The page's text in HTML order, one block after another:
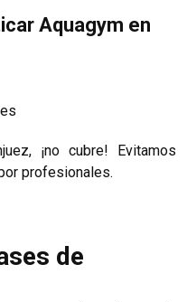
Aquagym en
¡no cubre! Evitamos
profesionales.
de